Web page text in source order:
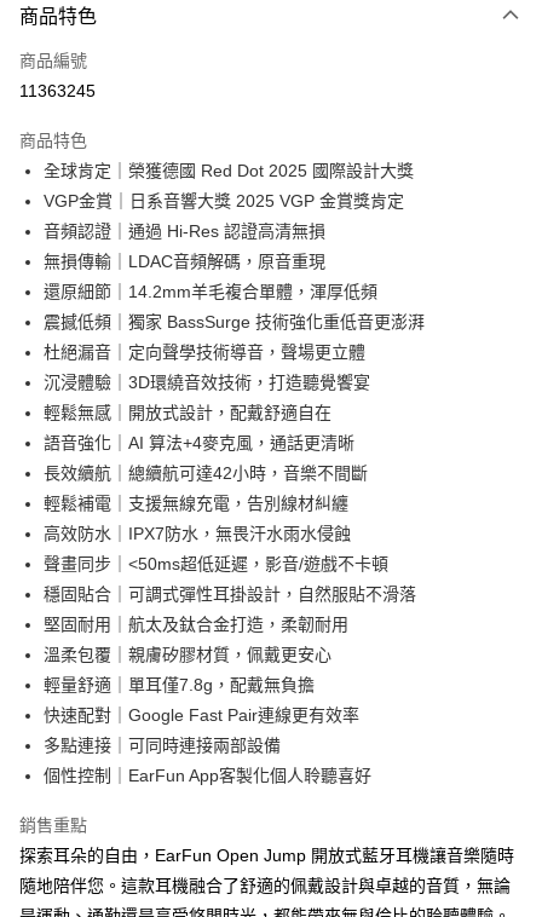
宅配
每筆NT$130，滿NT$399(含以上)免運費
商品特色
商品編號
11363245
商品特色
全球肯定｜榮獲德國 Red Dot 2025 國際設計大獎
VGP金賞｜日系音響大獎 2025 VGP 金賞獎肯定
音頻認證｜通過 Hi-Res 認證高清無損
無損傳輸｜LDAC音頻解碼，原音重現
還原細節｜14.2mm羊毛複合單體，渾厚低頻
震撼低頻｜獨家 BassSurge 技術強化重低音更澎湃
杜絕漏音｜定向聲學技術導音，聲場更立體
沉浸體驗｜3D環繞音效技術，打造聽覺饗宴
輕鬆無感｜開放式設計，配戴舒適自在
語音強化｜AI 算法+4麥克風，通話更清晰
長效續航｜總續航可達42小時，音樂不間斷
輕鬆補電｜支援無線充電，告別線材糾纏
高效防水｜IPX7防水，無畏汗水雨水侵蝕
聲畫同步｜<50ms超低延遲，影音/遊戲不卡頓
穩固貼合｜可調式彈性耳掛設計，自然服貼不滑落
堅固耐用｜航太及鈦合金打造，柔韌耐用
溫柔包覆｜親膚矽膠材質，佩戴更安心
輕量舒適｜單耳僅7.8g，配戴無負擔
快速配對｜Google Fast Pair連線更有效率
多點連接｜可同時連接兩部設備
個性控制｜EarFun App客製化個人聆聽喜好
銷售重點
探索耳朵的自由，EarFun Open Jump 開放式藍牙耳機讓音樂隨時
隨地陪伴您。這款耳機融合了舒適的佩戴設計與卓越的音質，無論